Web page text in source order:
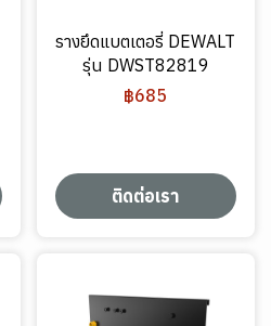
รางยึดแบตเตอรี่ DEWALT
รุ่น DWST82819
฿685
ติดต่อเรา